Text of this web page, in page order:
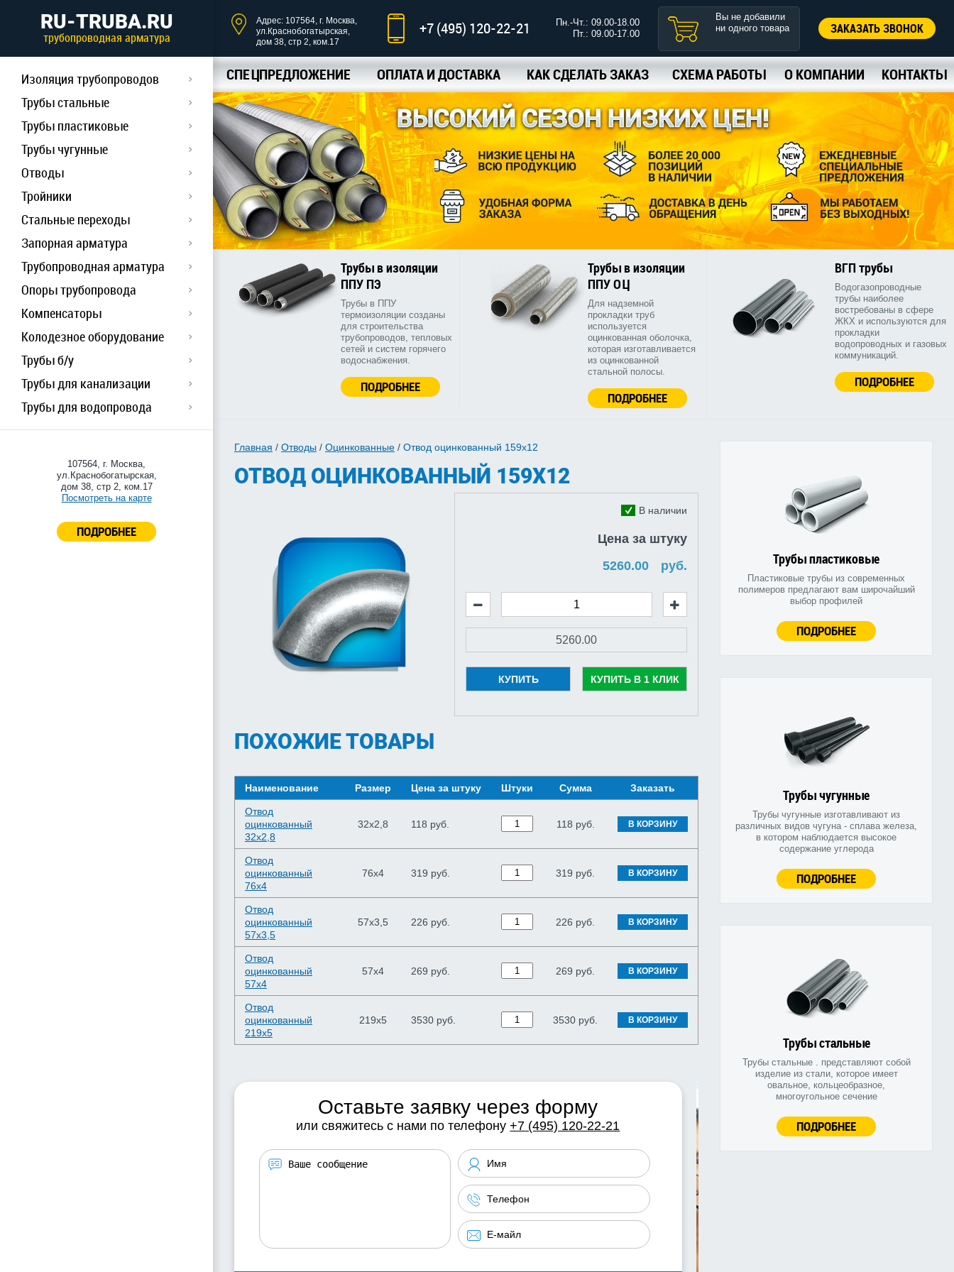
RU-TRUBA.RU
трубопроводная арматура
Изоляция трубопроводов
Трубы стальные
Трубы пластиковые
Трубы чугунные
Отводы
Тройники
Стальные переходы
Запорная арматура
Трубопроводная арматура
Опоры трубопровода
Компенсаторы
Колодезное оборудование
Трубы б/у
Трубы для канализации
Трубы для водопровода
107564, г. Москва,
ул.Краснобогатырская,
дом 38, стр 2, ком.17
Посмотреть на карте
ПОДРОБНЕЕ
Адрес: 107564, г. Москва,
ул.Краснобогатырская,
дом 38, стр 2, ком.17
+7 (495) 120-22-21
Пн.-Чт.: 09.00-18.00
Пт.: 09.00-17.00
Вы не добавили
ни одного товара
ЗАКАЗАТЬ ЗВОНОК
СПЕЦПРЕДЛОЖЕНИЕ ОПЛАТА И ДОСТАВКА КАК СДЕЛАТЬ ЗАКАЗ СХЕМА РАБОТЫ О КОМПАНИИ КОНТАКТЫ
Трубы в изоляции
ППУ ПЭ
Трубы в ППУ
термоизоляции созданы
для строительства
трубопроводов, тепловых
сетей и систем горячего
водоснабжения.
ПОДРОБНЕЕ
Трубы в изоляции
ППУ ОЦ
Для надземной
прокладки труб
используется
оцинкованная оболочка,
которая изготавливается
из оцинкованной
стальной полосы.
ПОДРОБНЕЕ
ВГП трубы
Водогазопроводные
трубы наиболее
востребованы в сфере
ЖКХ и используются для
прокладки
водопроводных и газовых
коммуникаций.
ПОДРОБНЕЕ
Трубы пластиковые
Пластиковые трубы из современных
полимеров предлагают вам широчайший
выбор профилей
ПОДРОБНЕЕ
Трубы чугунные
Трубы чугунные изготавливают из
различных видов чугуна - сплава железа,
в котором наблюдается высокое
содержание углерода
ПОДРОБНЕЕ
Трубы стальные
Трубы стальные . представляют собой
изделие из стали, которое имеет
овальное, кольцеобразное,
многоугольное сечение
ПОДРОБНЕЕ
Главная / Отводы / Оцинкованные / Отвод оцинкованный 159х12
ОТВОД ОЦИНКОВАННЫЙ 159Х12
В наличии
Цена за штуку
руб.
КУПИТЬ КУПИТЬ В 1 КЛИК
ПОХОЖИЕ ТОВАРЫ
Наименование Размер Цена за штуку Штуки Сумма Заказать
Отвод
оцинкованный
32х2,8
32х2,8 118 руб. 118 руб. В КОРЗИНУ
Отвод
оцинкованный
76х4
76х4 319 руб. 319 руб. В КОРЗИНУ
Отвод
оцинкованный
57х3,5
57х3,5 226 руб. 226 руб. В КОРЗИНУ
Отвод
оцинкованный
57х4
57х4 269 руб. 269 руб. В КОРЗИНУ
Отвод
оцинкованный
219х5
219х5 3530 руб. 3530 руб. В КОРЗИНУ
Оставьте заявку через форму
или свяжитесь с нами по телефону+7 (495) 120-22-21